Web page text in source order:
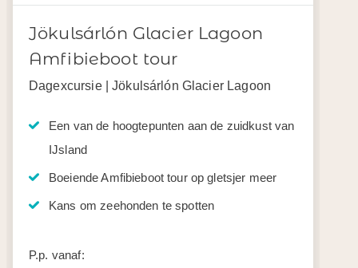
Jökulsárlón Glacier Lagoon
Amfibieboot tour
Dagexcursie | Jökulsárlón Glacier Lagoon
Een van de hoogtepunten aan de zuidkust van
IJsland
Boeiende Amfibieboot tour op gletsjer meer
Kans om zeehonden te spotten
P.p. vanaf: